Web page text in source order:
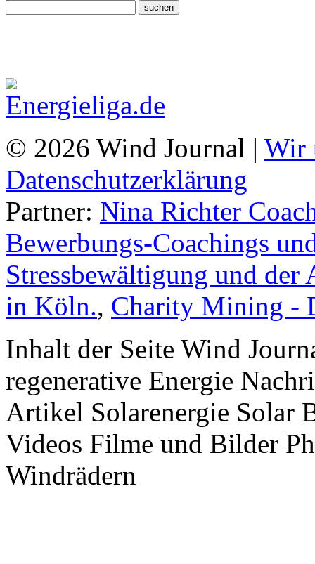
© 2026 Wind Journal | Wir
Datenschutzerklärung
Partner: Nina Richter
Bewerbungs-Coachings
Stressbewältigung und
in Köln., Charity Mining -
Inhalt der Seite Wind
regenerative Energie
Artikel Solarenergie Solar
Videos Filme und Bilder
Windrädern